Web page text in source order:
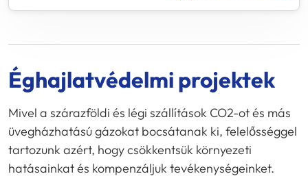
Éghajlatvédelmi projektek
Mivel a szárazföldi és légi szállítások CO2-ot és más
üvegházhatású gázokat bocsátanak ki, felelősséggel
tartozunk azért, hogy csökkentsük környezeti
hatásainkat és kompenzáljuk tevékenységeinket.